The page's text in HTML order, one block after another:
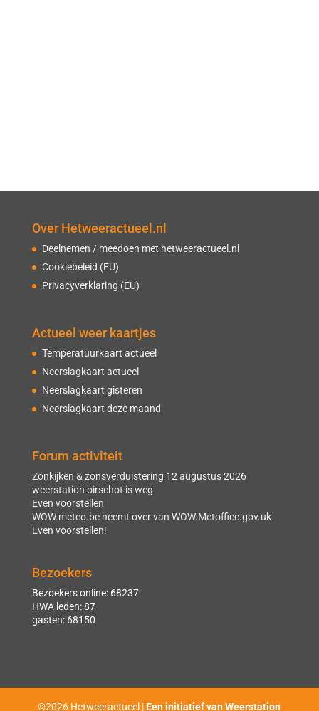
Over Hetweeractueel.nl
Deelnemen / meedoen met hetweeractueel.nl
Cookiebeleid (EU)
Privacyverklaring (EU)
Actueel weer kaartjes
Temperatuurkaart actueel
Neerslagkaart actueel
Neerslagkaart gisteren
Neerslagkaart deze maand
Forum activiteit
Zonkijken & zonsverduistering 12 augustus 2026
weerstation oirschot is weg
Even voorstellen
WOW.meteo.be neemt over van WOW.Metoffice.gov.uk
Even voorstellen!
Bezoekers
Bezoekers online: 68237
HWA leden: 87
gasten: 68150
©2026 Hetweeractueel |Een initiatief van Weerstation